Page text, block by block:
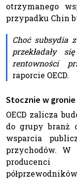
otrzymanego
przypadku Chin
Choć subsydia
przekładały
rentowności
raporcie OECD.
Stocznie w
OECD zalicza
do grupy branż
wsparcia
przychodów.
producenci